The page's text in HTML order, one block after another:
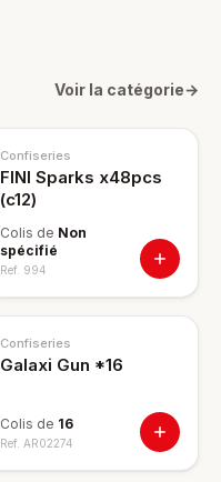
Voir la catégorie→
Confiseries
FINI Sparks x48pcs
(c12)
Colis de Non
spécifié
Ref. 994
Confiseries
Galaxi Gun *16
Colis de 16
Ref. AR02274